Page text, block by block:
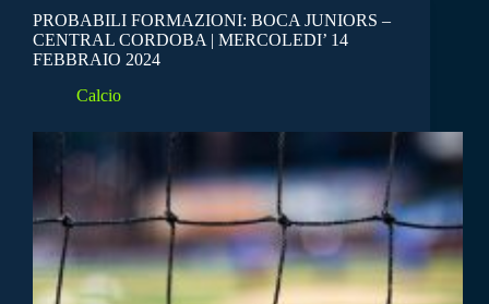
PROBABILI FORMAZIONI: BOCA JUNIORS –
CENTRAL CORDOBA | MERCOLEDI’ 14
FEBBRAIO 2024
Calcio